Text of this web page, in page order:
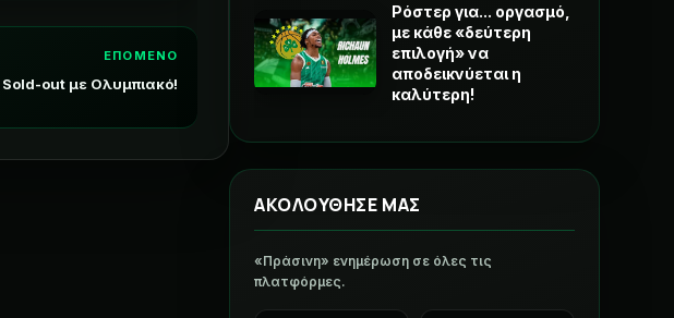
ΕΠΟΜΕΝΟ
Sold-out με Ολυμπιακό!
Ρόστερ για... οργασμό,
με κάθε «δεύτερη
επιλογή» να
αποδεικνύεται η
καλύτερη!
ΑΚΟΛΟΥΘΗΣΕ ΜΑΣ
«Πράσινη» ενημέρωση σε όλες τις
πλατφόρμες.